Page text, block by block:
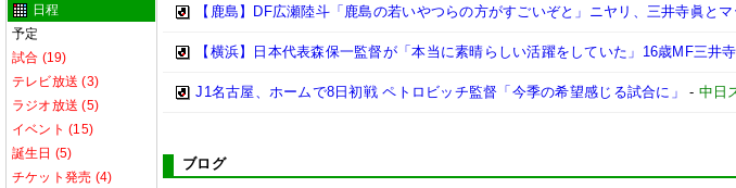
日程
予定
試合 (19)
テレビ放送 (3)
ラジオ放送 (5)
イベント (15)
誕生日 (5)
チケット発売 (4)
【鹿島】DF広瀬陸斗「鹿島の若いやつらの方がすごいぞと」ニヤリ、三井寺眞と
【横浜】日本代表森保一監督が「本当に素晴らしい活躍をしていた」16歳MF三井
J1名古屋、ホームで8日初戦 ペトロビッチ監督「今季の希望感じる試合に」 - 中日
ブログ